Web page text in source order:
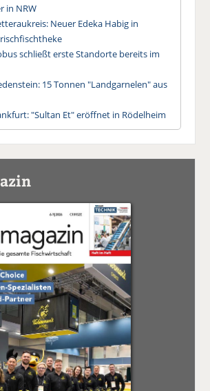
in NRW
Neuer Edeka Habig in
schließt erste Standorte bereits im
15 Tonnen "Landgarnelen" aus
"Sultan Et" eröffnet in Rödelheim